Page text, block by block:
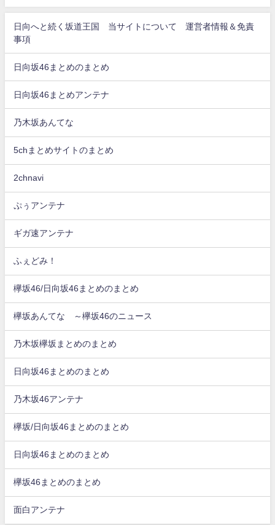
日向へと続く坂道王国 当サイトについて 運営者情報＆免責
事項
日向坂46まとめのまとめ
日向坂46まとめアンテナ
乃木坂あんてな
5chまとめサイトのまとめ
2chnavi
ぷぅアンテナ
ギガ速アンテナ
ふぇどみ！
欅坂46/日向坂46まとめのまとめ
欅坂あんてな ～欅坂46のニュース
乃木坂欅坂まとめのまとめ
日向坂46まとめのまとめ
乃木坂46アンテナ
欅坂/日向坂46まとめのまとめ
日向坂46まとめのまとめ
欅坂46まとめのまとめ
面白アンテナ